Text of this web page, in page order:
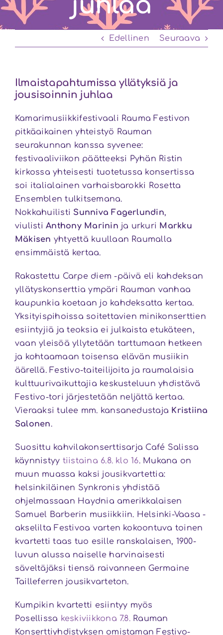
Edellinen Seuraava
Ilmaistapahtumissa yllätyksiä ja
jousisoinnin juhlaa
Kamarimusiikkifestivaali Rauma Festivon
pitkäaikainen yhteistyö Rauman
seurakunnan kanssa syvenee:
festivaaliviikon päätteeksi Pyhän Ristin
kirkossa yhteisesti tuotetussa konsertissa
soi italialainen varhaisbarokki Rosetta
Ensemblen tulkitsemana.
Nokkahuilisti Sunniva Fagerlundin,
viulistiAnthony Marinin ja urkuri Markku
Mäkisen yhtyettä kuullaan Raumalla
ensimmäistä kertaa.
Rakastettu Carpe diem -päivä eli kahdeksan
yllätyskonserttia ympäri Rauman vanhaa
kaupunkia koetaan jo kahdeksatta kertaa.
Yksityispihoissa soitettavien minikonserttien
esiintyjiä ja teoksia ei julkaista etukäteen,
vaan yleisöä yllytetään tarttumaan hetkeen
ja kohtaamaan toisensa elävän musiikin
äärellä. Festivo-taiteilijoita ja raumalaisia
kulttuurivaikuttajia keskusteluun yhdistävä
Festivo-tori järjestetään neljättä kertaa.
Vieraaksi tulee mm. kansanedustaja Kristiina
Salonen.
Suosittu kahvilakonserttisarja Café Salissa
käynnistyy tiistaina 6.8. klo 16. Mukana on
muun muassa kaksi jousikvartettia:
helsinkiläinen Synkronis yhdistää
ohjelmassaan Haydnia amerikkalaisen
Samuel Barberin musiikkiin. Helsinki-Vaasa -
akselilta Festivoa varten kokoontuva toinen
kvartetti taas tuo esille ranskalaisen, 1900-
luvun alussa naiselle harvinaisesti
säveltäjäksi tiensä raivanneen Germaine
Tailleferren jousikvarteton.
Kumpikin kvartetti esiintyy myös
Posellissa keskiviikkona 7.8.Rauman
Konserttiyhdistyksen omistaman Festivo-